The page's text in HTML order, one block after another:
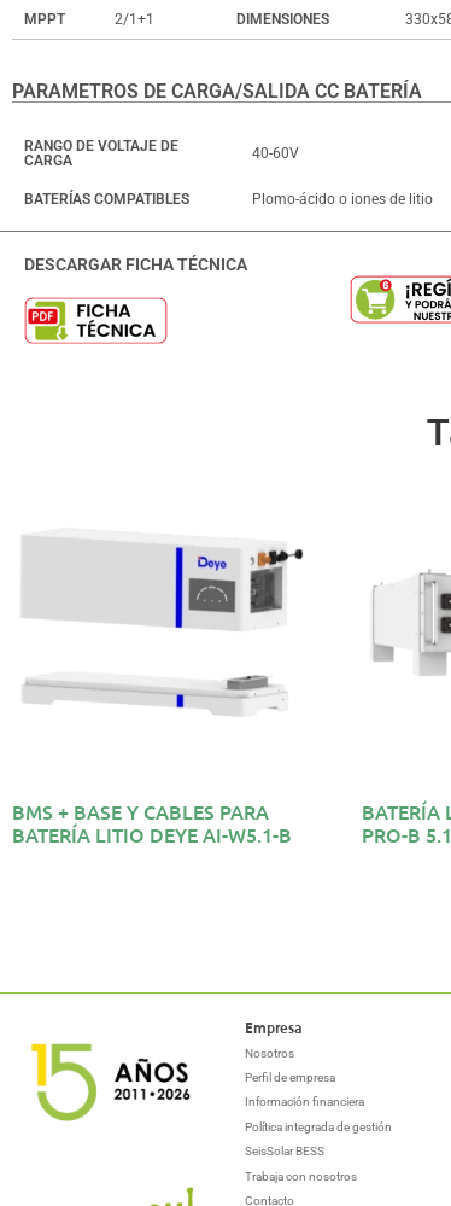
MPPT 2/1+1 DIMENSIONES
PARAMETROS DE CARGA/SALIDA CC BATERÍA
RANGO DE VOLTAJE DE
CARGA
40-60V
BATERÍAS COMPATIBLES Plomo-ácido o iones de litio
DESCARGAR FICHA TÉCNICA
BMS + BASE Y CABLES PARA
BATERÍA LITIO DEYE AI-W5.1-B
BATERÍA
PRO-B
Empresa
Nosotros
Perfil de empresa
Información financiera
Política integrada de gestión
SeisSolar BESS
Trabaja con nosotros
Contacto